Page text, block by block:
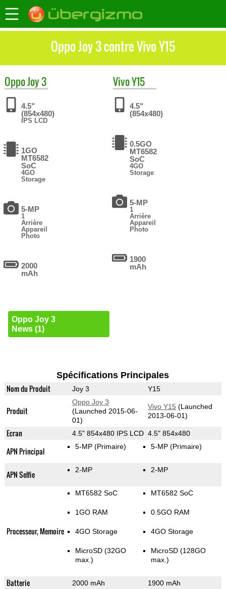
Oppo Joy 3 contre Vivo Y15
OppoJoy 3
4.5"
(854x480)
IPS LCD
1GO
MT6582
SoC
4GO
Storage
5-MP
1
Arrière
Appareil
Photo
2000
mAh
Oppo Joy 3
News (1)
VivoY15
4.5"
(854x480)
0.5GO
MT6582
SoC
4GO
Storage
5-MP
1
Arrière
Appareil
Photo
1900
mAh
Spécifications Principales
Nom du Produit Joy 3 Y15
Produit
Oppo Joy 3
(Launched 2015-06-
01)
Vivo Y15 (Launched
2013-06-01)
Ecran 4.5" 854x480 IPS LCD 4.5" 854x480
APN Principal 5-MP (Primaire) 5-MP (Primaire)
APN Selfie 2-MP 2-MP
Processeur, Memoire
MT6582 SoC
1GO RAM
4GO Storage
MicroSD (32GO
max.)
MT6582 SoC
0.5GO RAM
4GO Storage
MicroSD (128GO
max.)
Batterie 2000 mAh 1900 mAh